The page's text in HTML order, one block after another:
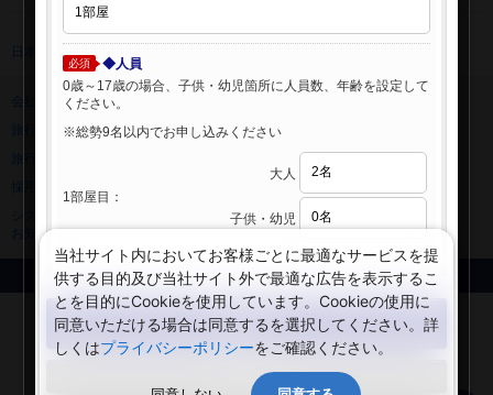
日本旅行 トップ
旅行業登録票・約款
規約集
ニュースリリース
サイトマップ
お知らせ
Copyright © NIPPON TRAVEL AGENCY Co.,LTD. All rights reserved.
必須
◆人員
0歳～17歳の場合、子供・幼児箇所に人員数、年齢を設定して
ください。
※総勢9名以内でお申し込みください
1部屋目：
大人
子供・幼児
検索する
閉じる
当社サイト内においてお客様ごとに最適なサービスを提
供する目的及び当社サイト外で最適な広告を表示するこ
とを目的にCookieを使用しています。Cookieの使用に
同意いただける場合は同意するを選択してください。詳
しくはプライバシーポリシーをご確認ください。